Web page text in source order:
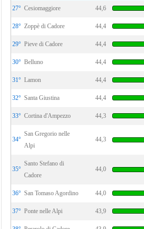
27° Cesiomaggiore 44,6
28° Zoppè di Cadore 44,4
29° Pieve di Cadore 44,4
30° Belluno 44,4
31° Lamon 44,4
32° Santa Giustina 44,4
33° Cortina d'Ampezzo 44,3
34°
San Gregorio nelle
Alpi
44,3
35°
Santo Stefano di
Cadore
44,0
36° San Tomaso Agordino 44,0
37° Ponte nelle Alpi 43,9